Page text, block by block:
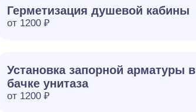
Герметизация душевой кабины
от 1200 ₽
Установка запорной арматуры в
бачке унитаза
от 1200 ₽